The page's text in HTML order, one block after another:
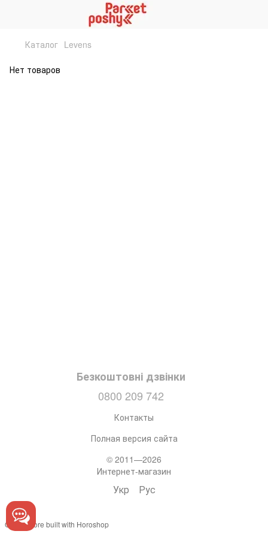
Каталог Levens
Нет товаров
Безкоштовні дзвінки
0800 209 742
Контакты
Полная версия сайта
© 2011—2026
Интернет-магазин
Укр Рус
Online store built with Horoshop